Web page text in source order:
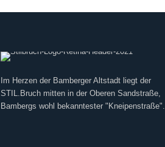
Im Herzen der Bamberger Altstadt liegt der
STIL.Bruch mitten in der Oberen Sandstraße,
Bambergs wohl bekanntester "Kneipenstraße".